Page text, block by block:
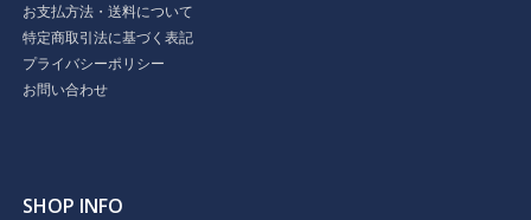
お支払方法・送料について
特定商取引法に基づく表記
プライバシーポリシー
お問い合わせ
SHOP INFO